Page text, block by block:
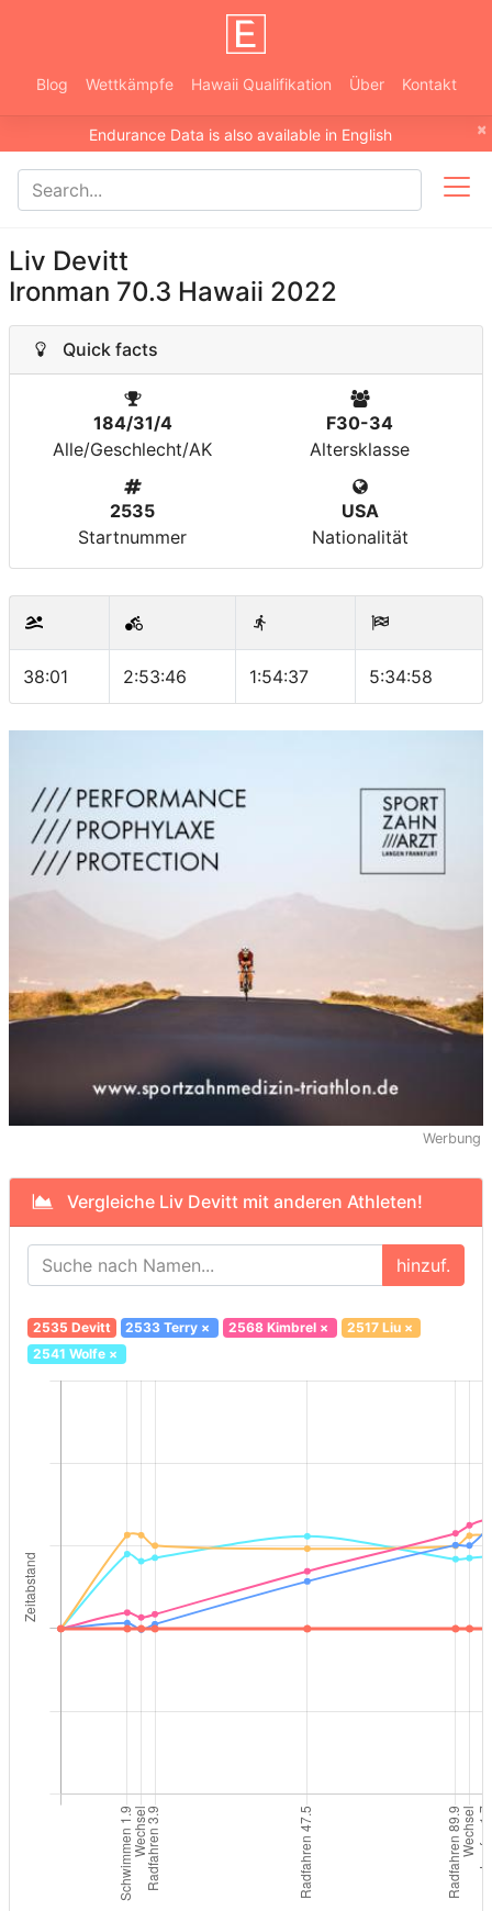
Blog Wettkämpfe Hawaii Qualifikation Über Kontakt
×
Endurance Data is also available in English
Liv Devitt
Ironman 70.3 Hawaii 2022
Quick facts
184/31/4
Alle/Geschlecht/AK
F30-34
Altersklasse
2535
Startnummer
USA
Nationalität
38:01 2:53:46 1:54:37 5:34:58
Werbung
Vergleiche Liv Devitt mit anderen Athleten!
hinzuf.
2535 Devitt 2533 Terry × 2568 Kimbrel× 2517 Liu×
2541 Wolfe×